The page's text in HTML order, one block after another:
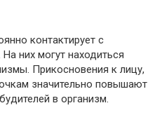
контактирует с
них могут находиться
Прикосновения к лицу,
значительно повышают
в организм.